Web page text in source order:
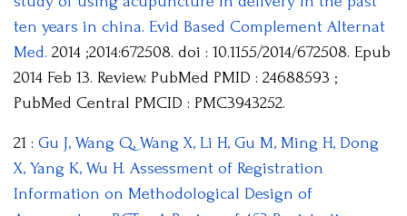
ten years in china. Evid Based Complement Alternat
Med. 2014 ;2014:672508. doi : 10.1155/2014/672508. Epub
2014 Feb 13. Review. PubMed PMID : 24688593 ;
PubMed Central PMCID : PMC3943252.
21 : Gu J, Wang Q, Wang X, Li H, Gu M, Ming H, Dong
X, Yang K, Wu H. Assessment of Registration
Information on Methodological Design of